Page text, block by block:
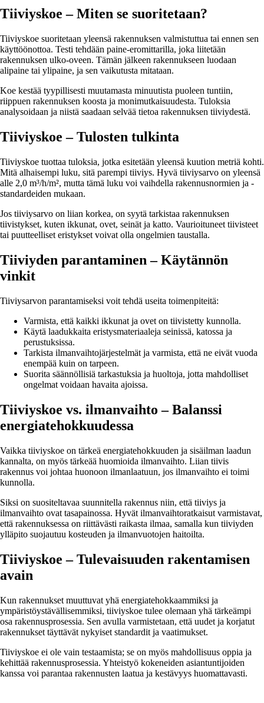
Tiiviyskoe – Miten se suoritetaan?
Tiiviyskoe suoritetaan yleensä rakennuksen valmistuttua tai ennen sen
käyttöönottoa. Testi tehdään paine-eromittarilla, joka liitetään
rakennuksen ulko-oveen. Tämän jälkeen rakennukseen luodaan
alipaine tai ylipaine, ja sen vaikutusta mitataan.
Koe kestää tyypillisesti muutamasta minuutista puoleen tuntiin,
riippuen rakennuksen koosta ja monimutkaisuudesta. Tuloksia
analysoidaan ja niistä saadaan selvää tietoa rakennuksen tiiviydestä.
Tiiviyskoe – Tulosten tulkinta
Tiiviyskoe tuottaa tuloksia, jotka esitetään yleensä kuution metriä kohti.
Mitä alhaisempi luku, sitä parempi tiiviys. Hyvä tiiviysarvo on yleensä
alle 2,0 m³/h/m², mutta tämä luku voi vaihdella rakennusnormien ja -
standardeiden mukaan.
Jos tiiviysarvo on liian korkea, on syytä tarkistaa rakennuksen
tiivistykset, kuten ikkunat, ovet, seinät ja katto. Vaurioituneet tiivisteet
tai puutteelliset eristykset voivat olla ongelmien taustalla.
Tiiviyden parantaminen – Käytännön
vinkit
Tiiviysarvon parantamiseksi voit tehdä useita toimenpiteitä:
Varmista, että kaikki ikkunat ja ovet on tiivistetty kunnolla.
Käytä laadukkaita eristysmateriaaleja seinissä, katossa ja
perustuksissa.
Tarkista ilmanvaihtojärjestelmät ja varmista, että ne eivät vuoda
enempää kuin on tarpeen.
Suorita säännöllisiä tarkastuksia ja huoltoja, jotta mahdolliset
ongelmat voidaan havaita ajoissa.
Tiiviyskoe vs. ilmanvaihto – Balanssi
energiatehokkuudessa
Vaikka tiiviyskoe on tärkeä energiatehokkuuden ja sisäilman laadun
kannalta, on myös tärkeää huomioida ilmanvaihto. Liian tiivis
rakennus voi johtaa huonoon ilmanlaatuun, jos ilmanvaihto ei toimi
kunnolla.
Siksi on suositeltavaa suunnitella rakennus niin, että tiiviys ja
ilmanvaihto ovat tasapainossa. Hyvät ilmanvaihtoratkaisut varmistavat,
että rakennuksessa on riittävästi raikasta ilmaa, samalla kun tiiviyden
ylläpito suojautuu kosteuden ja ilmanvuotojen haitoilta.
Tiiviyskoe – Tulevaisuuden rakentamisen
avain
Kun rakennukset muuttuvat yhä energiatehokkaammiksi ja
ympäristöystävällisemmiksi, tiiviyskoe tulee olemaan yhä tärkeämpi
osa rakennusprosessia. Sen avulla varmistetaan, että uudet ja korjatut
rakennukset täyttävät nykyiset standardit ja vaatimukset.
Tiiviyskoe ei ole vain testaamista; se on myös mahdollisuus oppia ja
kehittää rakennusprosessia. Yhteistyö kokeneiden asiantuntijoiden
kanssa voi parantaa rakennusten laatua ja kestävyys huomattavasti.